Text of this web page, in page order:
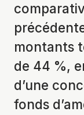
montants
de 44 %,
d’une
fonds